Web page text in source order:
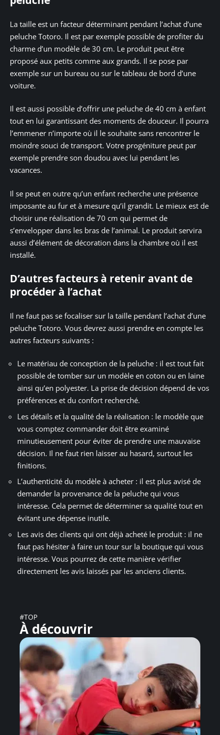
La taille est un facteur déterminant pendant l’achat d’une
peluche Totoro. Il est par exemple possible de profiter du
charme d’un modèle de 30 cm. Le produit peut être
proposé aux petits comme aux grands. Il se pose par
exemple sur un bureau ou sur le tableau de bord d’une
voiture.
Il est aussi possible d’offrir une peluche de 40 cm à enfant
tout en lui garantissant des moments de douceur. Il pourra
l’emmener n’importe où il le souhaite sans rencontrer le
moindre souci de transport. Votre progéniture peut par
exemple prendre son doudou avec lui pendant les
vacances.
Il se peut en outre qu’un enfant recherche une présence
imposante au fur et à mesure qu’il grandit. Le mieux est de
choisir une réalisation de 70 cm qui permet de
s’envelopper dans les bras de l’animal. Le produit servira
aussi d’élément de décoration dans la chambre où il est
installé.
D’autres facteurs à retenir avant de
procéder à l’achat
Il ne faut pas se focaliser sur la taille pendant l’achat d’une
peluche Totoro. Vous devrez aussi prendre en compte les
autres facteurs suivants :
Le matériau de conception de la peluche : il est tout fait
possible de tomber sur un modèle en coton ou en laine
ainsi qu’en polyester. La prise de décision dépend de vos
préférences et du confort recherché.
Les détails et la qualité de la réalisation : le modèle que
vous comptez commander doit être examiné
minutieusement pour éviter de prendre une mauvaise
décision. Il ne faut rien laisser au hasard, surtout les
finitions.
L’authenticité du modèle à acheter : il est plus avisé de
demander la provenance de la peluche qui vous
intéresse. Cela permet de déterminer sa qualité tout en
évitant une dépense inutile.
Les avis des clients qui ont déjà acheté le produit : il ne
faut pas hésiter à faire un tour sur la boutique qui vous
intéresse. Vous pourrez de cette manière vérifier
directement les avis laissés par les anciens clients.
#TOP
À découvrir